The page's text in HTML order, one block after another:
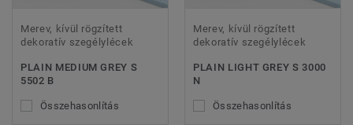
Merev, kívül rögzített
dekoratív szegélylécek
PLAIN MEDIUM GREY S
5502 B
Összehasonlítás
Merev, kívül rögzített
dekoratív szegélylécek
PLAIN LIGHT GREY S 3000
N
Összehasonlítás